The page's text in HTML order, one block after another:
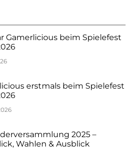
Gamerlicious beim Spielefest
erstmals beim Spielefest
2025 –
Wahlen & Ausblick